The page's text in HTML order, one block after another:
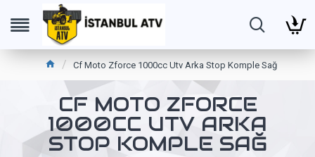
Cf Moto Zforce 1000cc Utv Arka Stop Komple Sağ
CF MOTO ZFORCE
1000CC UTV ARKA
STOP KOMPLE SAĞ